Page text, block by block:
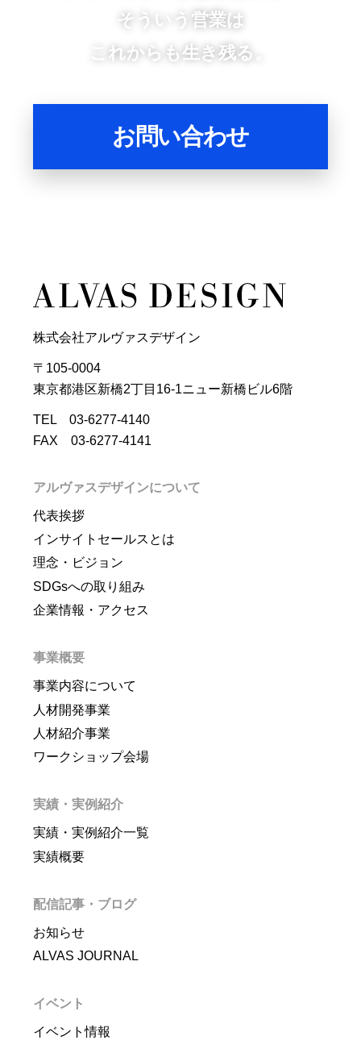
そういう営業は
これからも生き残る。
お問い合わせ
株式会社アルヴァスデザイン
〒105-0004
東京都港区新橋2丁目16-1ニュー新橋ビル6階
TEL 03-6277-4140
FAX 03-6277-4141
アルヴァスデザインについて
代表挨拶
インサイトセールスとは
理念・ビジョン
SDGsへの取り組み
企業情報・アクセス
事業概要
事業内容について
人材開発事業
人材紹介事業
ワークショップ会場
実績・実例紹介
実績・実例紹介一覧
実績概要
配信記事・ブログ
お知らせ
ALVAS JOURNAL
イベント
イベント情報